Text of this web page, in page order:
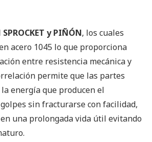
SPROCKET y PIÑÓN, los cuales
acero 1045 lo que proporciona
entre resistencia mecánica y
permite que las partes
energía que producen el
sin fracturarse con facilidad,
una prolongada vida útil evitando